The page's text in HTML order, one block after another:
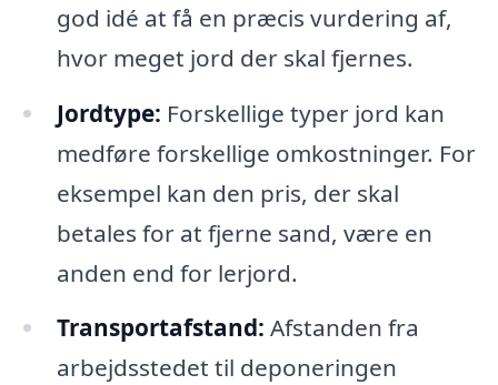
god idé at få en præcis vurdering af,
hvor meget jord der skal fjernes.
Jordtype: Forskellige typer jord kan
medføre forskellige omkostninger. For
eksempel kan den pris, der skal
betales for at fjerne sand, være en
anden end for lerjord.
Transportafstand: Afstanden fra
arbejdsstedet til deponeringen